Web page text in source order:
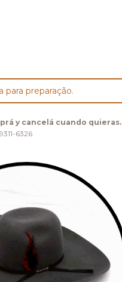
para preparação.
y cancelá cuando quieras.
6326